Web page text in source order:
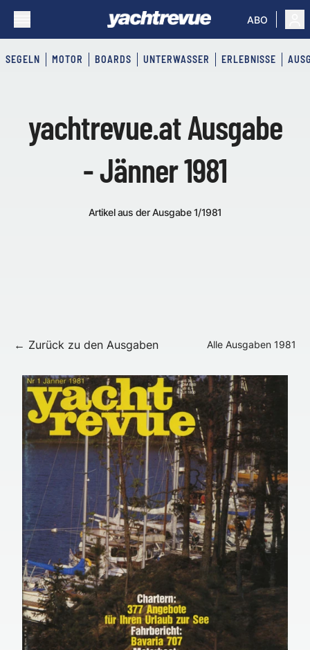
ABO
SEGELN MOTOR BOARDS UNTERWASSER ERLEBNISSE
yachtrevue.at Ausgabe
- Jänner 1981
Artikel aus der Ausgabe 1/1981
← Zurück zu den Ausgaben Alle Ausgaben 1981